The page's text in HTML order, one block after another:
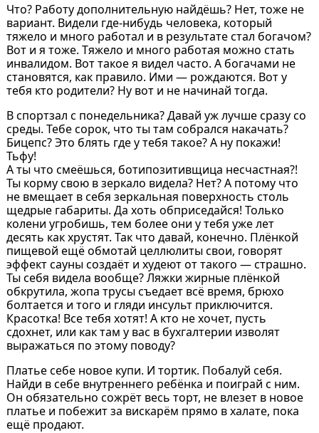
Что? Работу дополнительную найдёшь? Нет, тоже не
вариант. Видели где-нибудь человека, который
тяжело и много работал и в результате стал богачом?
Вот и я тоже. Тяжело и много работая можно стать
инвалидом. Вот такое я видел часто. А богачами не
становятся, как правило. Ими — рождаются. Вот у
тебя кто родители? Ну вот и не начинай тогда.
В спортзал с понедельника? Давай уж лучше сразу со
среды. Тебе сорок, что ты там собрался накачать?
Бицепс? Это блять где у тебя такое? А ну покажи!
Тьфу!
А ты что смеёшься, ботипозитивщица несчастная?!
Ты корму свою в зеркало видела? Нет? А потому что
не вмещает в себя зеркальная поверхность столь
щедрые габариты. Да хоть обприседайся! Только
колени угробишь, тем более они у тебя уже лет
десять как хрустят. Так что давай, конечно. Плёнкой
пищевой ещё обмотай целлюлиты свои, говорят
эффект сауны создаёт и худеют от такого — страшно.
Ты себя видела вообще? Ляжки жирные плёнкой
обкрутила, жопа трусы съедает всё время, брюхо
болтается и того и гляди инсульт приключится.
Красотка! Все тебя хотят! А кто не хочет, пусть
сдохнет, или как там у вас в бухгалтерии изволят
выражаться по этому поводу?
Платье себе новое купи. И тортик. Побалуй себя.
Найди в себе внутреннего ребёнка и поиграй с ним.
Он обязательно сожрёт весь торт, не влезет в новое
платье и побежит за вискарём прямо в халате, пока
ещё продают.